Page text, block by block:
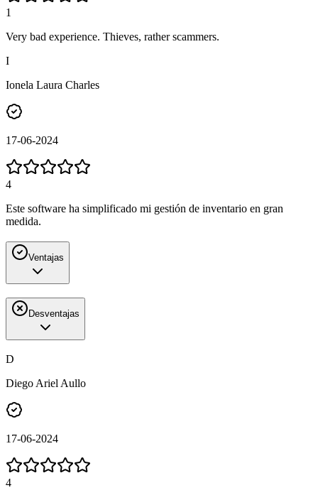
1
Very bad experience. Thieves, rather scammers.
I
Ionela Laura Charles
17-06-2024
4
Este software ha simplificado mi gestión de inventario en gran
medida.
Ventajas
Desventajas
D
Diego Ariel Aullo
17-06-2024
4